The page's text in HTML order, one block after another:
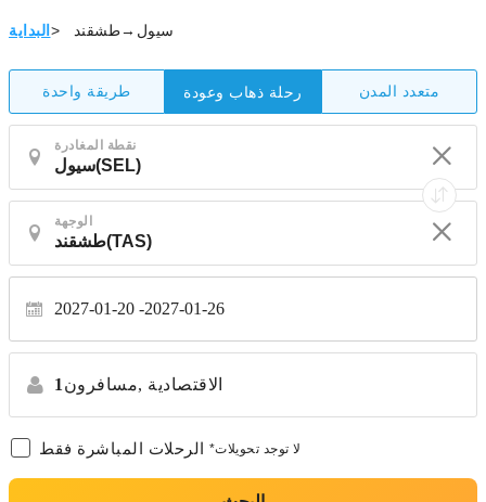
البداية > سيول→طشقند
طريقة واحدة رحلة ذهاب وعودة متعدد المدن
نقطة المغادرة
الوجهة
2027-01-20 2027-01-26
1 مسافرون, الاقتصادية
الرحلات المباشرة فقط *لا توجد تحويلات